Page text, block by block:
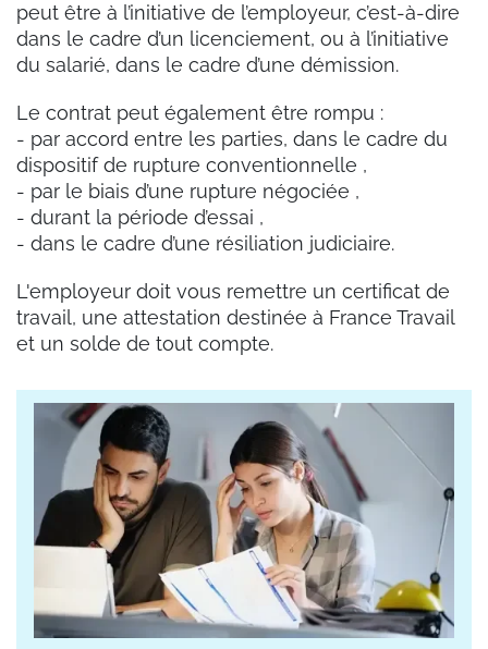
peut être à l’initiative de l’employeur, c’est-à-dire
dans le cadre d’un licenciement, ou à l’initiative
du salarié, dans le cadre d’une démission.
Le contrat peut également être rompu :
- par accord entre les parties, dans le cadre du
dispositif de rupture conventionnelle ,
- par le biais d’une rupture négociée ,
- durant la période d’essai ,
- dans le cadre d’une résiliation judiciaire.
L'employeur doit vous remettre un certificat de
travail, une attestation destinée à France Travail
et un solde de tout compte.